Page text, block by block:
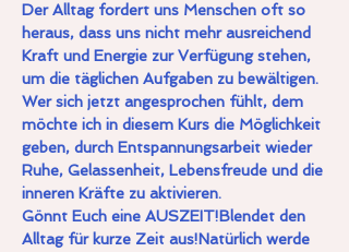
Der Alltag fordert uns Menschen oft so
heraus, dass uns nicht mehr ausreichend
Kraft und Energie zur Verfügung stehen,
um die täglichen Aufgaben zu bewältigen.
Wer sich jetzt angesprochen fühlt, dem
möchte ich in diesem Kurs die Möglichkeit
geben, durch Entspannungsarbeit wieder
Ruhe, Gelassenheit, Lebensfreude und die
inneren Kräfte zu aktivieren.
Gönnt Euch eine AUSZEIT!Blendet den
Alltag für kurze Zeit aus!Natürlich werde